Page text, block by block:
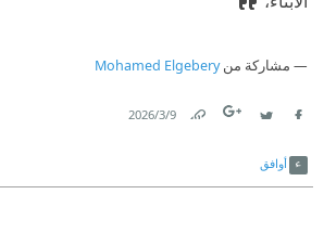
مشاركة منMohamed Elgebery
9‏/3‏/2026
أوافق